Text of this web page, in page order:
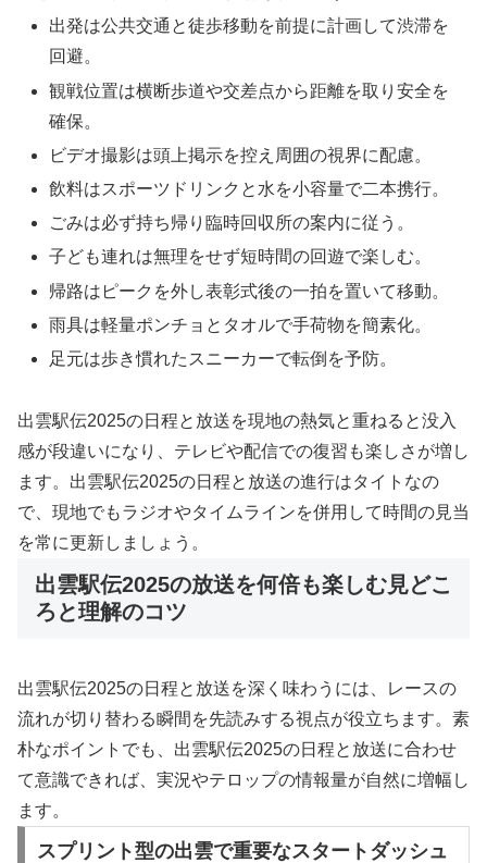
出発は公共交通と徒歩移動を前提に計画して渋滞を
回避。
観戦位置は横断歩道や交差点から距離を取り安全を
確保。
ビデオ撮影は頭上掲示を控え周囲の視界に配慮。
飲料はスポーツドリンクと水を小容量で二本携行。
ごみは必ず持ち帰り臨時回収所の案内に従う。
子ども連れは無理をせず短時間の回遊で楽しむ。
帰路はピークを外し表彰式後の一拍を置いて移動。
雨具は軽量ポンチョとタオルで手荷物を簡素化。
足元は歩き慣れたスニーカーで転倒を予防。
出雲駅伝2025の日程と放送を現地の熱気と重ねると没入
感が段違いになり、テレビや配信での復習も楽しさが増し
ます。出雲駅伝2025の日程と放送の進行はタイトなの
で、現地でもラジオやタイムラインを併用して時間の見当
を常に更新しましょう。
出雲駅伝2025の放送を何倍も楽しむ見どこ
ろと理解のコツ
出雲駅伝2025の日程と放送を深く味わうには、レースの
流れが切り替わる瞬間を先読みする視点が役立ちます。素
朴なポイントでも、出雲駅伝2025の日程と放送に合わせ
て意識できれば、実況やテロップの情報量が自然に増幅し
ます。
スプリント型の出雲で重要なスタートダッシュ